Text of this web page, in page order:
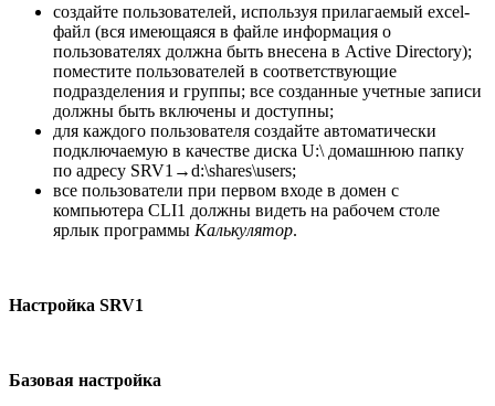
создайте пользователей, используя прилагаемый excel-
файл (вся имеющаяся в файле информация о
пользователях должна быть внесена в Active Directory);
поместите пользователей в соответствующие
подразделения и группы; все созданные учетные записи
должны быть включены и доступны;
для каждого пользователя создайте автоматически
подключаемую в качестве диска U:\ домашнюю папку
по адресу SRV1→d:\shares\users;
все пользователи при первом входе в домен с
компьютера CLI1 должны видеть на рабочем столе
ярлык программы Калькулятор.
Настройка SRV1
Базовая настройка